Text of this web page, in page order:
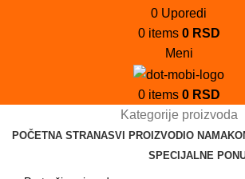
0 Uporedi
0 items 0 RSD
Meni
0 items 0 RSD
Kategorije proizvoda
POČETNA STRANASVI PROIZVODIO NAMA
SPECIJALNE